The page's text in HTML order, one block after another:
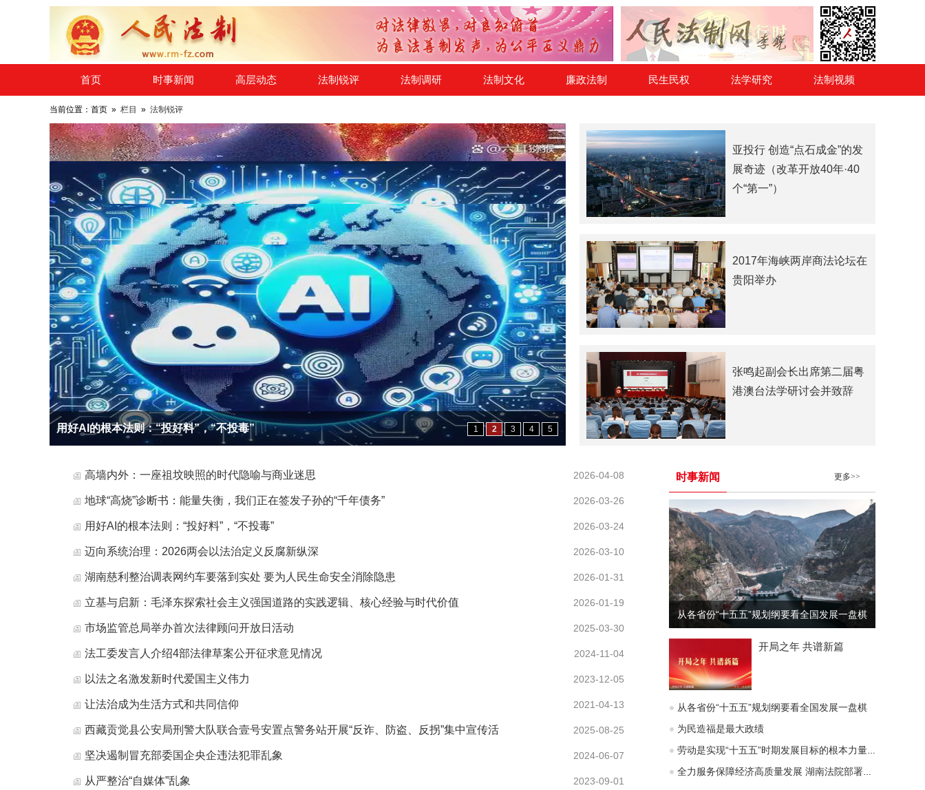
​首页 时事新闻 高层动态 法制锐评 法制调研 法制文化 廉政法制 民生民权 法学研究 法制视频
当前位置：首页 » 栏目 » 法制锐评
用好AI的根本法则：“投好料”，“不投毒” 1 2 3 4 5
亚投行 创造“点石成金”的发
展奇迹（改革开放40年·40
个“第一”）
2017年海峡两岸商法论坛在
贵阳举办
张鸣起副会长出席第二届粤
港澳台法学研讨会并致辞
2026-04-08
高墙内外：一座祖坟映照的时代隐喻与商业迷思
2026-03-26
地球“高烧”诊断书：能量失衡，我们正在签发子孙的“千年债务”
2026-03-24
用好AI的根本法则：“投好料”，“不投毒”
2026-03-10
迈向系统治理：2026两会以法治定义反腐新纵深
2026-01-31
湖南慈利整治调表网约车要落到实处 要为人民生命安全消除隐患
2026-01-19
立基与启新：毛泽东探索社会主义强国道路的实践逻辑、核心经验与时代价值
2025-03-30
市场监管总局举办首次法律顾问开放日活动
2024-11-04
法工委发言人介绍4部法律草案公开征求意见情况
2023-12-05
以法之名激发新时代爱国主义伟力
2021-04-13
让法治成为生活方式和共同信仰
2025-08-25
西藏贡觉县公安局刑警大队联合壹号安置点警务站开展“反诈、防盗、反拐”集中宣传活
2024-06-07
​坚决遏制冒充部委国企央企违法犯罪乱象
2023-09-01
从严整治“自媒体”乱象
时事新闻 更多>>
从各省份“十五五”规划纲要看全国发展一盘棋
开局之年 共谱新篇
从各省份“十五五”规划纲要看全国发展一盘棋
为民造福是最大政绩
劳动是实现“十五五”时期发展目标的根本力量（深入学习贯彻习近平新时代中国特色社会主义思想）
全力服务保障经济高质量发展 湖南法院部署企业服务年行动